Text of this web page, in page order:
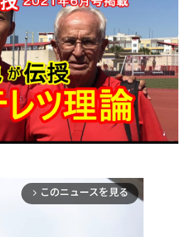
arrow_forward_ios このニュースを見る